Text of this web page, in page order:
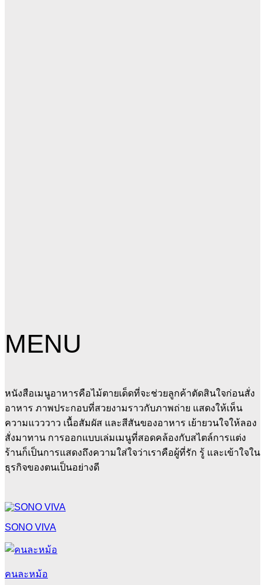
MENU
หนังสือเมนูอาหารคือไม้ตายเด็ดที่จะช่วยลูกค้าตัดสินใจก่อนสั่ง
อาหาร ภาพประกอบที่สวยงามราวกับภาพถ่าย แสดงให้เห็น
ความแวววาว เนื้อสัมผัส และสีสันของอาหาร เย้ายวนใจให้ลอง
สั่งมาทาน การออกแบบเล่มเมนูที่สอดคล้องกับสไตล์การแต่ง
ร้านก็เป็นการแสดงถึงความใส่ใจว่าเราคือผู้ที่รัก รู้ และเข้าใจใน
ธุรกิจของตนเป็นอย่างดี
SONO VIVA
คนละหม้อ